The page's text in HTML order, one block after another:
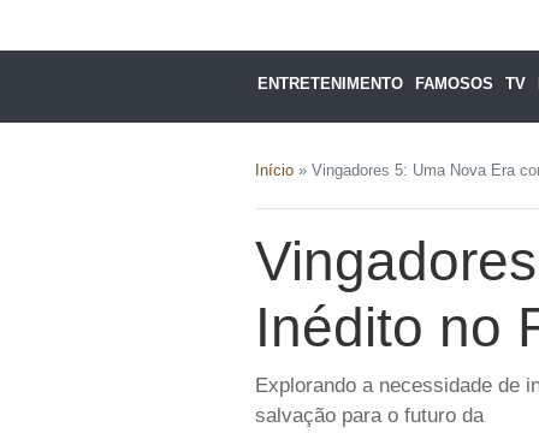
ENTRETENIMENTO FAMOSOS TV
Início » Vingadores 5: Uma Nova Era
Inédito no
Explorando a necessidade de
salvação para o futuro da